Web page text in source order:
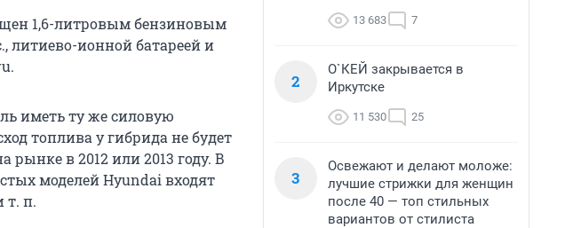
1,6-литровым бензиновым
литиево-ионной батареей и
иметь ту же силовую
топлива у гибрида не будет
в 2012 или 2013 году. В
моделей Hyundai входят
т. п.
13 683 7
2
О`КЕЙ закрывается в
Иркутске
11 530 25
3
Освежают и делают моложе:
лучшие стрижки для женщин
после 40 — топ стильных
вариантов от стилиста